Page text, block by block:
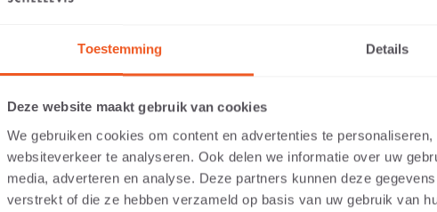
Toestemming Details
Deze website maakt gebruik van cookies
We gebruiken cookies om content en advertenties te
websiteverkeer te analyseren. Ook delen we informatie over uw
media, adverteren en analyse. Deze partners kunnen deze
verstrekt of die ze hebben verzameld op basis van uw gebruik van